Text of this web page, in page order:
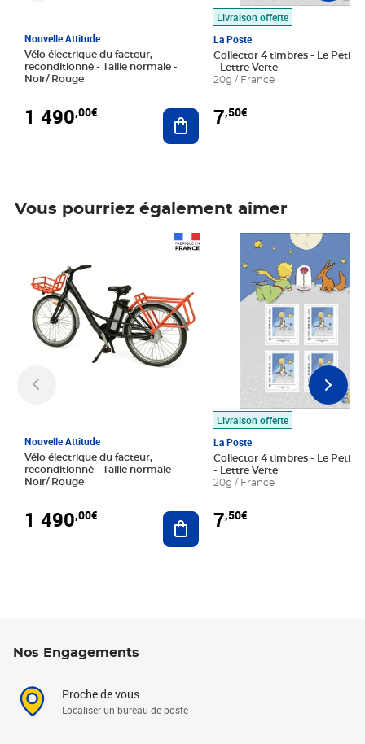
Nouvelle Attitude
Vélo électrique du facteur,
reconditionné - Taille normale -
Noir/ Rouge
1 490,00€ Ajouter au panier
Livraison offerte
La Poste
Collector 4 timbres - Le Petit
- Lettre Verte
20g / France
7,50€
Vous pourriez également aimer
Nouvelle Attitude
Vélo électrique du facteur,
reconditionné - Taille normale -
Noir/ Rouge
1 490,00€ Ajouter au panier
Livraison offerte
La Poste
Collector 4 timbres - Le Petit
- Lettre Verte
20g / France
7,50€
Prix 7,50€
Nos Engagements
Proche de vous
Localiser un bureau de poste